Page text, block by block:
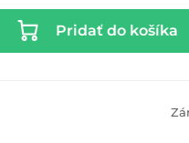
Pridať do košíka